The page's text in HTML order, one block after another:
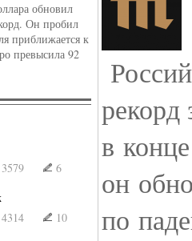
обновил
Он пробил
приближается к
превысила 92
3579
6
4314
10
рекорд
в
он
по